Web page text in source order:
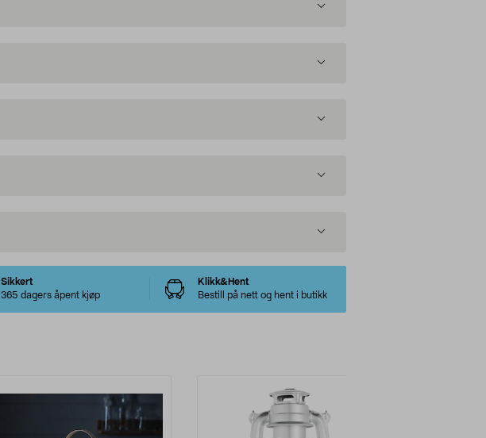
Sikkert
365 dagers åpent kjøp
Klikk&Hent
Bestill på nett og hent i butikk